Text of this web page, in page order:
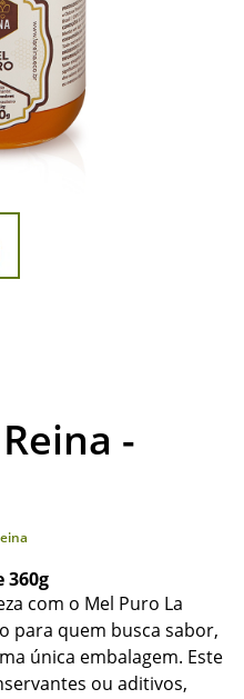
-
360g
com o Mel Puro La
para quem busca sabor,
única embalagem. Este
ou aditivos,